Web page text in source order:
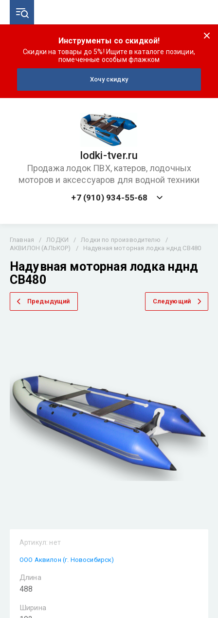
Инструменты со скидкой!
Скидки на товары до 5%! Ищите в каталоге позиции,
помеченные особым флажком
Хочу скидку
lodki-tver.ru
Продажа лодок ПВХ, катеров, лодочных
моторов и аксессуаров для водной техники
+7 (910) 934-55-68
Главная / ЛОДКИ / Лодки по производителю
/
АКВИЛОН (АЛЬКОР)
/ Надувная моторная лодка нднд СВ480
Надувная моторная лодка нднд
СВ480
Предыдущий Следующий
Артикул: нет
ООО Аквилон (г. Новосибирск)
Длина
488
Ширина